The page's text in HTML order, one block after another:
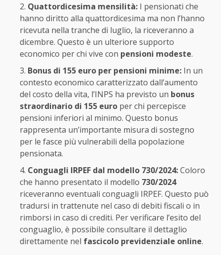
Quattordicesima mensilità: I pensionati che
hanno diritto alla quattordicesima ma non l’hanno
ricevuta nella tranche di luglio, la riceveranno a
dicembre. Questo è un ulteriore supporto
economico per chi vive con pensioni modeste.
Bonus di 155 euro per pensioni minime: In un
contesto economico caratterizzato dall’aumento
del costo della vita, l’INPS ha previsto un bonus
straordinario di 155 euro per chi percepisce
pensioni inferiori al minimo. Questo bonus
rappresenta un’importante misura di sostegno
per le fasce più vulnerabili della popolazione
pensionata.
Conguagli IRPEF dal modello 730/2024:Coloro
che hanno presentato il modello 730/2024
riceveranno eventuali conguagli IRPEF. Questo può
tradursi in trattenute nel caso di debiti fiscali o in
rimborsi in caso di crediti. Per verificare l’esito del
conguaglio, è possibile consultare il dettaglio
direttamente nel fascicolo previdenziale online.